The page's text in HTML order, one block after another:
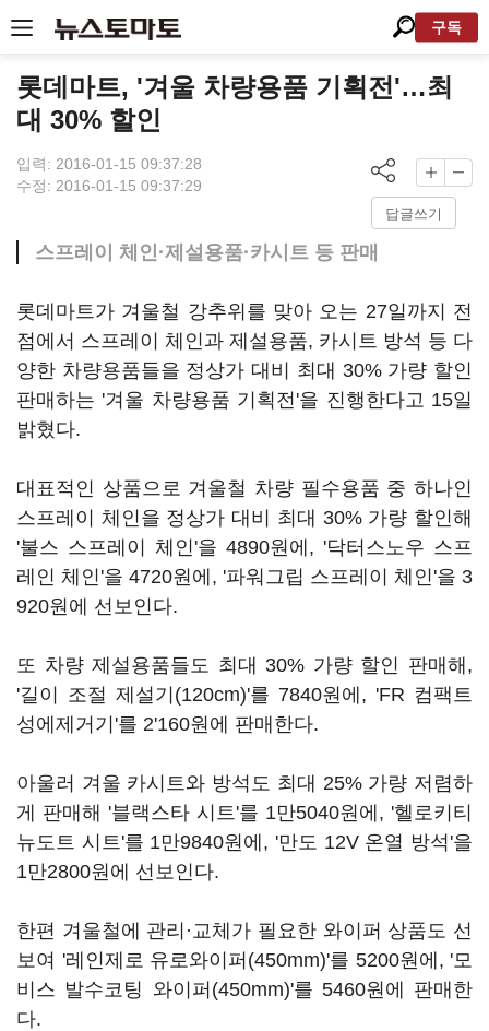
구독
롯데마트, '겨울 차량용품 기획전'…최
대 30% 할인
입력: 2016-01-15 09:37:28
수정: 2016-01-15 09:37:29
답글쓰기
스프레이 체인·제설용품·카시트 등 판매
롯데마트가 겨울철 강추위를 맞아 오는 27일까지 전
점에서 스프레이 체인과 제설용품, 카시트 방석 등 다
양한 차량용품들을 정상가 대비 최대 30% 가량 할인
판매하는 '겨울 차량용품 기획전'을 진행한다고 15일
밝혔다.
대표적인 상품으로 겨울철 차량 필수용품 중 하나인
스프레이 체인을 정상가 대비 최대 30% 가량 할인해
'불스 스프레이 체인'을 4890원에, '닥터스노우 스프
레인 체인'을 4720원에, '파워그립 스프레이 체인'을 3
920원에 선보인다.
또 차량 제설용품들도 최대 30% 가량 할인 판매해,
'길이 조절 제설기(120cm)'를 7840원에, 'FR 컴팩트
성에제거기'를 2'160원에 판매한다.
아울러 겨울 카시트와 방석도 최대 25% 가량 저렴하
게 판매해 '블랙스타 시트'를 1만5040원에, '헬로키티
뉴도트 시트'를 1만9840원에, '만도 12V 온열 방석'을
1만2800원에 선보인다.
한편 겨울철에 관리·교체가 필요한 와이퍼 상품도 선
보여 '레인제로 유로와이퍼(450mm)'를 5200원에, '모
비스 발수코팅 와이퍼(450mm)'를 5460원에 판매한
다.